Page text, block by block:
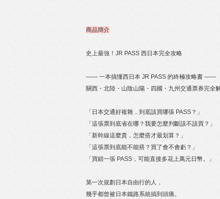
商品簡介
史上最強！JR PASS 西日本完全攻略
—— 一本搞懂西日本 JR PASS 的終極攻略書 ——
關西・北陸・山陰山陽・四國・九州交通票券完全
「日本交通好複雜，到底該買哪張 PASS？」
「這張票到底省在哪？我要怎麼判斷該不該買？」
「新幹線這麼貴，怎麼搭才最划算？」
「這張票到底能不能搭？買了會不會虧？」
「買錯一張 PASS，可能直接多花上萬元日幣。」
第一次規劃日本自由行的人，
幾乎都曾被日本鐵路系統搞到頭痛。